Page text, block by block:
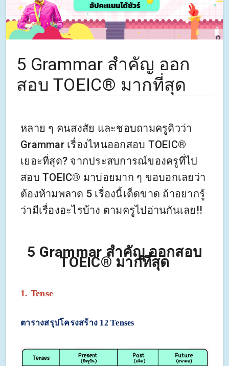
5 Grammar สำคัญ ออก
สอบ TOEIC® มากที่สุด
หลาย ๆ คนสงสัย และชอบถามครูดิวว่า
Grammar เรื่องไหนออกสอบ TOEIC®
เยอะที่สุด? จากประสบการณ์ของครูที่ไป
สอบ TOEIC® มาบ่อยมาก ๆ ขอบอกเลยว่า
ต้องห้ามพลาด 5 เรื่องนี้เด็ดขาด ถ้าอยากรู้
ว่ามีเรื่องอะไรบ้าง ตามครูไปอ่านกันเลย!!
5 Grammar สำคัญ ออกสอบ
TOEIC® มากที่สุด
1. Tense
ตารางสรุปโครงสร้าง 12 Tenses